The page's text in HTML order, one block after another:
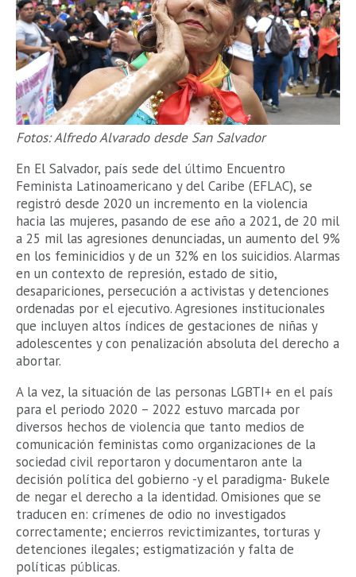
Fotos: Alfredo Alvarado desde San Salvador
En El Salvador, país sede del último Encuentro
Feminista Latinoamericano y del Caribe (EFLAC), se
registró desde 2020 un incremento en la violencia
hacia las mujeres, pasando de ese año a 2021, de 20 mil
a 25 mil las agresiones denunciadas, un aumento del 9%
en los feminicidios y de un 32% en los suicidios. Alarmas
en un contexto de represión, estado de sitio,
desapariciones, persecución a activistas y detenciones
ordenadas por el ejecutivo. Agresiones institucionales
que incluyen altos índices de gestaciones de niñas y
adolescentes y con penalización absoluta del derecho a
abortar.
A la vez, la situación de las personas LGBTI+ en el país
para el periodo 2020 – 2022 estuvo marcada por
diversos hechos de violencia que tanto medios de
comunicación feministas como organizaciones de la
sociedad civil reportaron y documentaron ante la
decisión política del gobierno -y el paradigma- Bukele
de negar el derecho a la identidad. Omisiones que se
traducen en: crímenes de odio no investigados
correctamente; encierros revictimizantes, torturas y
detenciones ilegales; estigmatización y falta de
políticas públicas.